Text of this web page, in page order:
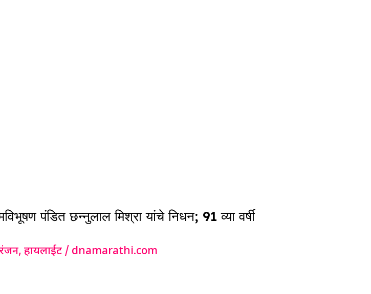
पंडित छन्नुलाल मिश्रा यांचे निधन; 91 व्या वर्षी
,हायलाईट / dnamarathi.com